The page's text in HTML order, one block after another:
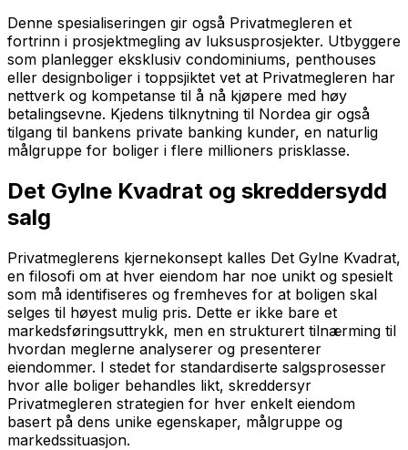
Denne spesialiseringen gir også Privatmegleren et
fortrinn i prosjektmegling av luksusprosjekter. Utbyggere
som planlegger eksklusiv condominiums, penthouses
eller designboliger i toppsjiktet vet at Privatmegleren har
nettverk og kompetanse til å nå kjøpere med høy
betalingsevne. Kjedens tilknytning til Nordea gir også
tilgang til bankens private banking kunder, en naturlig
målgruppe for boliger i flere millioners prisklasse.
Det Gylne Kvadrat og skreddersydd
salg
Privatmeglerens kjernekonsept kalles Det Gylne Kvadrat,
en filosofi om at hver eiendom har noe unikt og spesielt
som må identifiseres og fremheves for at boligen skal
selges til høyest mulig pris. Dette er ikke bare et
markedsføringsuttrykk, men en strukturert tilnærming til
hvordan meglerne analyserer og presenterer
eiendommer. I stedet for standardiserte salgsprosesser
hvor alle boliger behandles likt, skreddersyr
Privatmegleren strategien for hver enkelt eiendom
basert på dens unike egenskaper, målgruppe og
markedssituasjon.